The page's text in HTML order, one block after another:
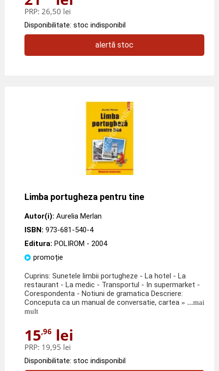
PRP: 26,50 lei
Disponibilitate: stoc indisponibil
alertă stoc
Limba portugheza pentru tine
Autor(i): Aurelia Merlan
ISBN: 973-681-540-4
Editura: POLIROM - 2004
promoție
Cuprins: Sunetele limbii portugheze - La hotel - La
restaurant - La medic - Transportul - In supermarket -
Corespondenta - Notiuni de gramatica Descriere:
Conceputa ca un manual de conversatie, cartea » ...mai
mult
15,96 lei
PRP: 19,95 lei
Disponibilitate: stoc indisponibil